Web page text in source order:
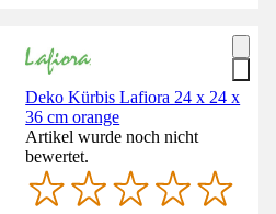
Deko Kürbis Lafiora 24 x 24 x
36 cm orange
Artikel wurde noch nicht
bewertet.